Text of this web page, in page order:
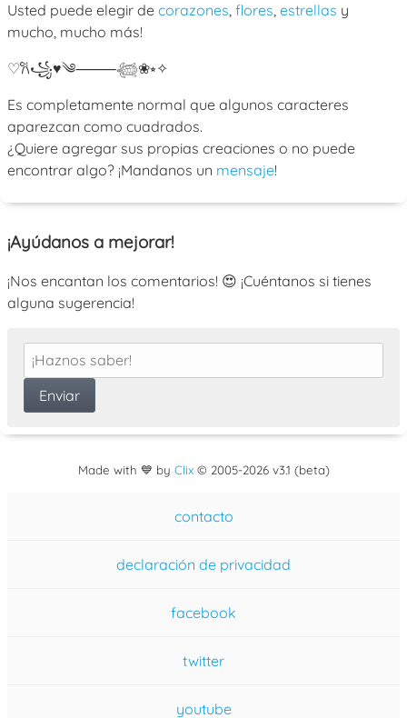
Usted puede elegir de corazones, flores, estrellas y
mucho, mucho más!
♡𐙚꧁♥༄⸻𓆉❀⭒✧
Es completamente normal que algunos caracteres
aparezcan como cuadrados.
¿Quiere agregar sus propias creaciones o no puede
encontrar algo? ¡Mandanos un mensaje!
¡Ayúdanos a mejorar!
¡Nos encantan los comentarios! 😍 ¡Cuéntanos si tienes
alguna sugerencia!
Made with 💙 by Clix© 2005-2026 v3.1 (beta)
contacto
declaración de privacidad
facebook
twitter
youtube